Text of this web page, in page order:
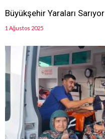
Büyükşehir Yaraları Sarıyor
1 Ağustos 2025